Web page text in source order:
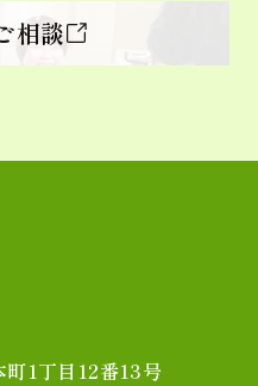
相談
町1丁目12番13号